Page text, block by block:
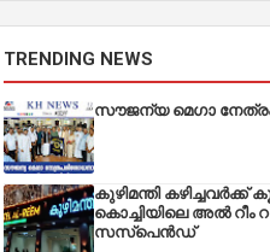
TRENDING NEWS
സൗജന്യ മെഗാ
കുഴിമന്തി കഴിച്ചവർക്ക്
കൊച്ചിയിലെ അൽ റീം
സസ്പെൻഡ്